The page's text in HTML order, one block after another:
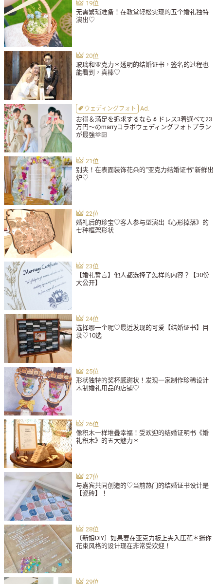
无需繁琐准备！在教堂轻松实现的五个婚礼独特
演出♡
玻璃和亚克力＊透明的结婚证书，签名的过程也
能看到，真棒♡
ウェディングフォト
お得＆満足を追求するなら🌷ドレス3着選べて23
万円〜のmarryコラボウェディングフォトプラン
が最強🫶🏻
别夹！在表面装饰花朵的“亚克力结婚证书”新鲜出
炉♡
婚礼后的珍宝♡客人参与型演出《心形掉落》的
七种框架形状
【婚礼誓言】他人都选择了怎样的内容？【30份
大公开】
选择哪一个呢♡最近发现的可爱【结婚证书】目
录♡10选
形状独特的奖杯感谢状！发现一家制作珍稀设计
木制婚礼用品的店铺♡
像积木一样堆叠幸福！受欢迎的结婚证明书《婚
礼积木》的五大魅力＊
与嘉宾共同创造的♡当前热门的结婚证书设计是
【瓷砖】！
〔新娘DIY〕如果要在亚克力板上夹入压花＊迷你
花束风格的设计现在非常受欢迎！